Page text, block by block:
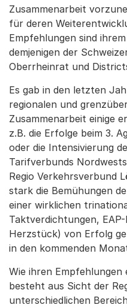
Zusammenarbeit
für deren
Empfehlungen sind
demjenigen der
Oberrheinrat und
Es gab in den letzten
regionalen und
Zusammenarbeit einige
z.B. die Erfolge beim 3.
oder die Intensivierung
Tarifverbunds
Regio Verkehrsverbund
stark die Bemühungen
einer wirklichen
Taktverdichtungen,
Herzstück) von Erfolg
in den kommenden
Wie ihren
besteht aus Sicht der
unterschiedlichen